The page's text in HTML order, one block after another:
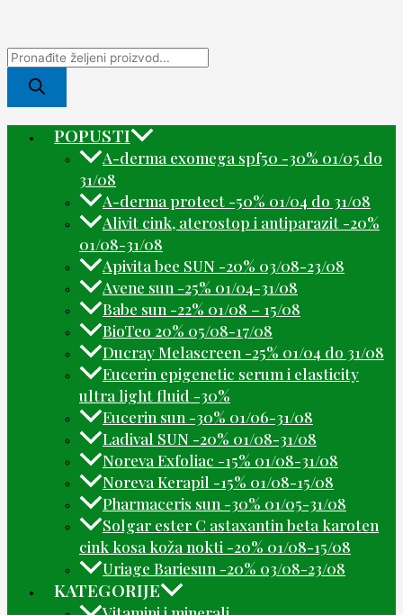
POPUSTI
A-derma exomega spf50 -30% 01/05 do
31/08
A-derma protect -50% 01/04 do 31/08
Alivit cink, aterostop i antiparazit -20%
01/08-31/08
Apivita bee SUN -20% 03/08-23/08
Avene sun -25% 01/04-31/08
Babe sun -22% 01/08 – 15/08
BioTeo 20% 05/08-17/08
Ducray Melascreen -25% 01/04 do 31/08
Eucerin epigenetic serum i elasticity
ultra light fluid -30%
Eucerin sun -30% 01/06-31/08
Ladival SUN -20% 01/08-31/08
Noreva Exfoliac -15% 01/08-31/08
Noreva Kerapil -15% 01/08-15/08
Pharmaceris sun -30% 01/05-31/08
Solgar ester C astaxantin beta karoten
cink kosa koža nokti -20% 01/08-15/08
Uriage Bariesun -20% 03/08-23/08
KATEGORIJE